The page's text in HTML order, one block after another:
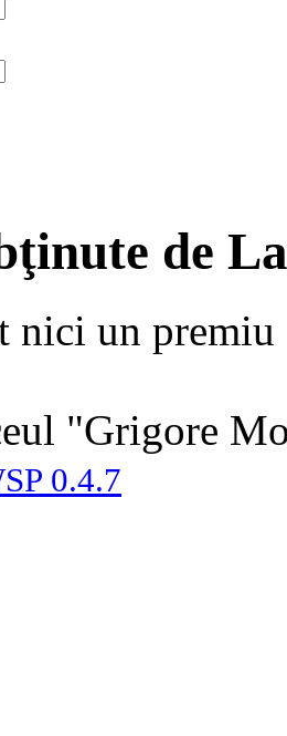
de
nici un premiu
"Grigore
0.4.7